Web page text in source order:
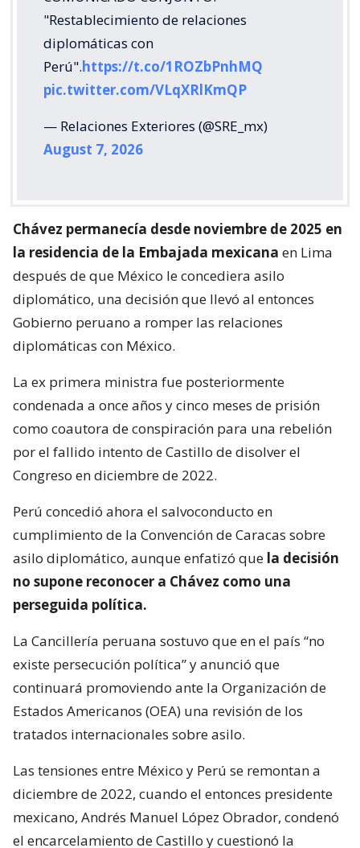
"Restablecimiento de relaciones
diplomáticas con
Perú".https://t.co/1ROZbPnhMQ
pic.twitter.com/VLqXRlKmQP
— Relaciones Exteriores (@SRE_mx)
August 7, 2026
Chávez permanecía desde noviembre de 2025 en
la residencia de la Embajada mexicana en Lima
después de que México le concediera asilo
diplomático, una decisión que llevó al entonces
Gobierno peruano a romper las relaciones
diplomáticas con México.
La ex primera ministra fue posteriormente
condenada a once años y cinco meses de prisión
como coautora de conspiración para una rebelión
por el fallido intento de Castillo de disolver el
Congreso en diciembre de 2022.
Perú concedió ahora el salvoconducto en
cumplimiento de la Convención de Caracas sobre
asilo diplomático, aunque enfatizó que la decisión
no supone reconocer a Chávez como una
perseguida política.
La Cancillería peruana sostuvo que en el país “no
existe persecución política” y anunció que
continuará promoviendo ante la Organización de
Estados Americanos (OEA) una revisión de los
tratados internacionales sobre asilo.
Las tensiones entre México y Perú se remontan a
diciembre de 2022, cuando el entonces presidente
mexicano, Andrés Manuel López Obrador, condenó
el encarcelamiento de Castillo y cuestionó la